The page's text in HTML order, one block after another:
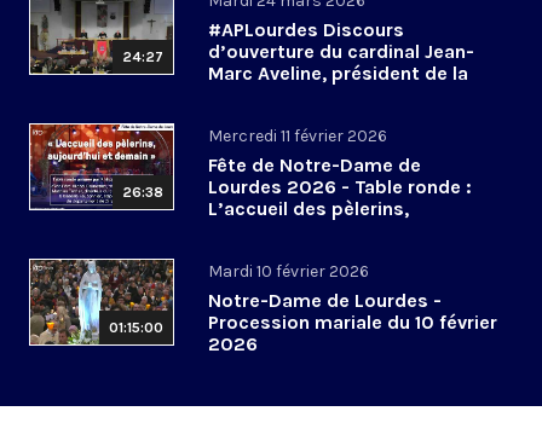
24:27
#APLourdes Discours
d’ouverture du cardinal Jean-
Marc Aveline, président de la
26:38
Mercredi 11 février 2026
Fête de Notre-Dame de
Lourdes 2026 - Table ronde :
L’accueil des pèlerins,
01:15:00
Mardi 10 février 2026
Notre-Dame de Lourdes -
Procession mariale du 10 février
2026